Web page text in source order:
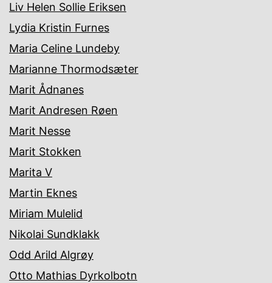
Liv Helen Sollie Eriksen
Lydia Kristin Furnes
Maria Celine Lundeby
Marianne Thormodsæter
Marit Ådnanes
Marit Andresen Røen
Marit Nesse
Marit Stokken
Marita V
Martin Eknes
Miriam Mulelid
Nikolai Sundklakk
Odd Arild Algrøy
Otto Mathias Dyrkolbotn